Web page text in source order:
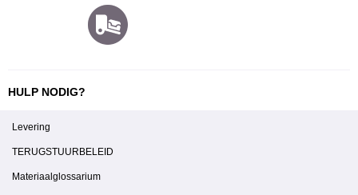
HULP NODIG?
Levering
TERUGSTUURBELEID
Materiaalglossarium